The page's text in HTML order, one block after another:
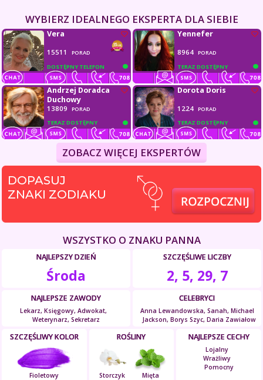
WYBIERZ IDEALNEGO EKSPERTA DLA SIEBIE
DOSTĘPNY TELEFON
Vera
15511
PORAD
TERAZ DOSTĘPNY
Yennefer
8964 PORAD
TERAZ DOSTĘPNY
Andrzej Doradca
Duchowy
13809
PORAD
TERAZ DOSTĘPNY
Dorota Doris
1224 PORAD
ZOBACZ WIĘCEJ EKSPERTÓW
DOPASUJ
ZNAKI ZODIAKU
WSZYSTKO O ZNAKU PANNA
NAJLEPSZY DZIEŃ
Środa
SZCZĘŚLIWE LICZBY
2, 5, 29, 7
NAJLEPSZE ZAWODY
Lekarz, Księgowy, Adwokat,
Weterynarz, Sekretarz
CELEBRYCI
Anna Lewandowska, Sanah, Michael
Jackson, Borys Szyc, Daria Zawiałow
NAJLEPSZE CECHY
Lojalny
Wrażliwy
Pomocny
SZCZĘŚLIWY KOLOR
Fioletowy
ROŚLINY
Storczyk Mięta